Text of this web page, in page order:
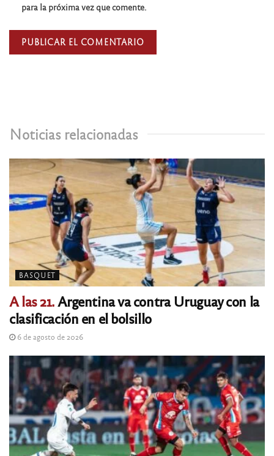
Noticias relacionadas
BASQUET
A las 21.Argentina va contra Uruguay con la
clasificación en el bolsillo
6 de agosto de 2026
para la próxima vez que comente.